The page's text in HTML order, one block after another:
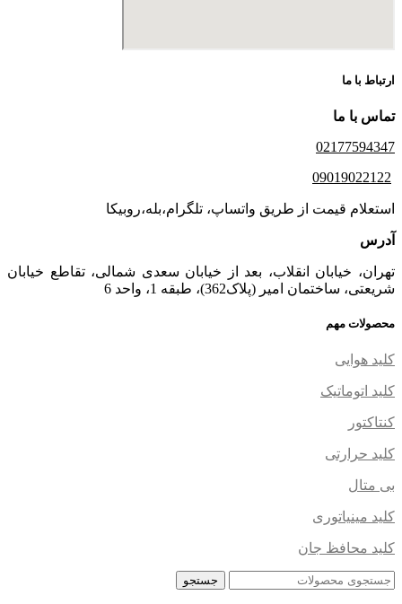
ارتباط با ما
تماس با ما
02177594347
09019022122
استعلام قیمت از طریق واتساپ، تلگرام،بله،روبیکا
آدرس
تهران، خیابان انقلاب، بعد از خیابان سعدی شمالی، تقاطع خیابان
شریعتی، ساختمان امیر (پلاک362)، طبقه 1، واحد 6
محصولات مهم
کلید هوایی
کلید اتوماتیک
کنتاکتور
کلید حرارتی
بی متال
کلید مینیاتوری
کلید محافظ جان
جستجو